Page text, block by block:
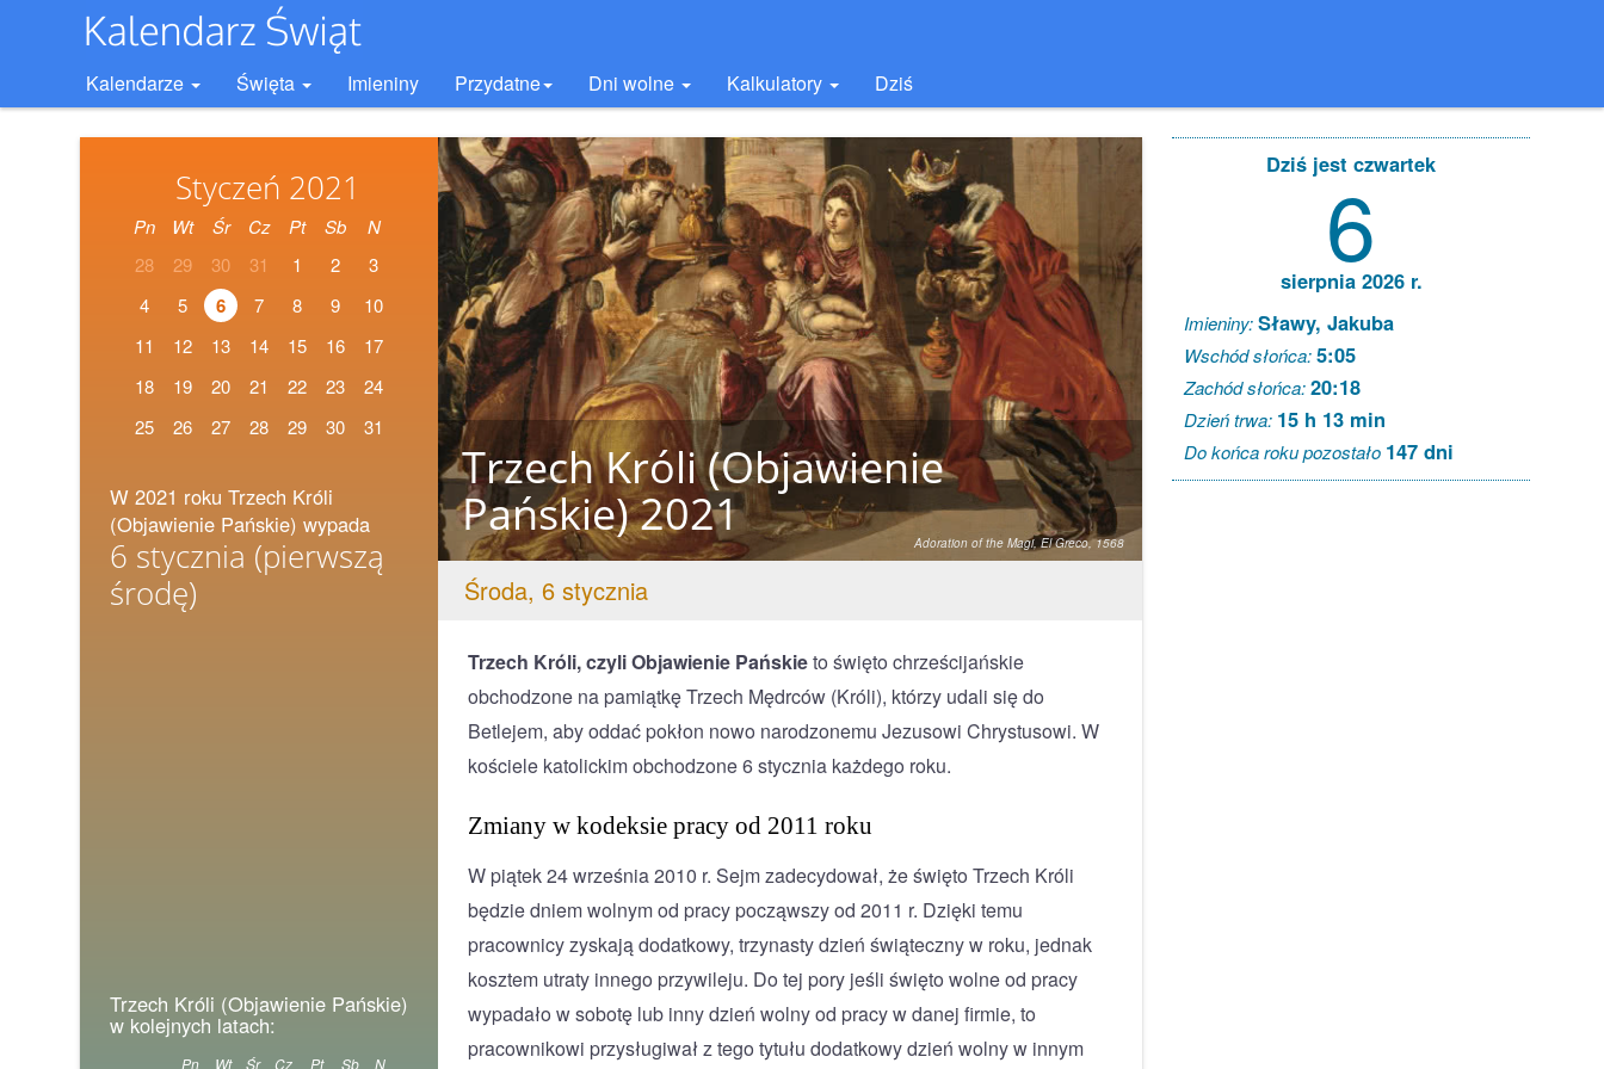
Kalendarze Święta Imieniny Przydatne Dni wolne Kalkulatory Dziś
Styczeń 2021
Pn Wt Śr Cz Pt Sb
N
28
29 30 31 1 2
3
4
5 6 7 8 9
10
11
12 13 14 15 16
17
18
19 20 21 22 23
24
25
26 27 28 29 30 31
W 2021 roku Trzech Króli
(Objawienie Pańskie) wypada
6 stycznia (pierwszą
środę)
Trzech Króli (Objawienie Pańskie)
w kolejnych latach:
Pn Wt Śr Cz Pt Sb N
Trzech Króli (Objawienie
Pańskie) 2021
Środa, 6 stycznia
Adoration of the Magi,El Greco, 1568
Trzech Króli, czyli Objawienie Pańskieto święto chrześcijańskie
obchodzone na pamiątkę Trzech Mędrców (Króli), którzy udali się do
Betlejem, aby oddać pokłon nowo narodzonemu Jezusowi Chrystusowi. W
kościele katolickim obchodzone 6 stycznia każdego roku.
Zmiany w kodeksie pracy od 2011 roku
W piątek 24 września 2010 r. Sejm zadecydował, że święto Trzech Króli
będzie dniem wolnym od pracy począwszy od 2011 r. Dzięki temu
pracownicy zyskają dodatkowy, trzynasty dzień świąteczny w roku, jednak
kosztem utraty innego przywileju. Do tej pory jeśli święto wolne od pracy
wypadało w sobotę lub inny dzień wolny od pracy w danej firmie, to
pracownikowi przysługiwał z tego tytułu dodatkowy dzień wolny w innym
Dziś jest czwartek
6
sierpnia 2026 r.
Imieniny:Sławy, Jakuba
Wschód słońca:5:05
Zachód słońca:20:18
Dzień trwa: 15 h 13 min
Do końca roku pozostało 147 dni